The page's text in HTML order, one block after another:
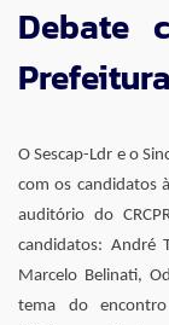
Debate
Prefeitura
O Sescap-Ldr e o
com os candidatos
auditório do
candidatos: André
Marcelo Belinati,
tema do